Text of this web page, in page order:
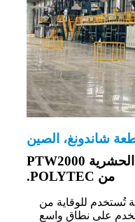
شاندونغ، الصين
خط إعادة تدوير زجاجات المبيدات الحشرية PTW2000
من POLYTEC.
تُستخدم للوقاية من
على نطاق واسع